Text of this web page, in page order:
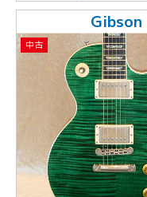
Gibson
中古